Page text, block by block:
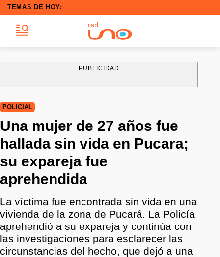
TEMAS DE HOY:
PUBLICIDAD
POLICIAL
Una mujer de 27 años fue
hallada sin vida en Pucara;
su expareja fue
aprehendida
La víctima fue encontrada sin vida en una
vivienda de la zona de Pucará. La Policía
aprehendió a su expareja y continúa con
las investigaciones para esclarecer las
circunstancias del hecho, que dejó a una